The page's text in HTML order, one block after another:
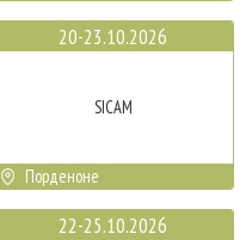
20-23.10.2026
SICAM
Порденоне
22-25.10.2026